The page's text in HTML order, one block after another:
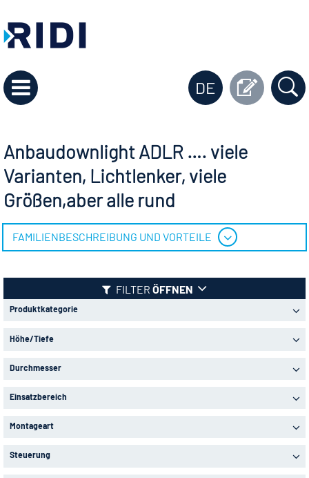
DE
Anbaudownlight ADLR …. viele
Varianten, Lichtlenker, viele
Größen,aber alle rund
FAMILIENBESCHREIBUNG UND VORTEILE
FILTER ÖFFNEN
Produktkategorie
Höhe/Tiefe
Durchmesser
Einsatzbereich
Montageart
Steuerung